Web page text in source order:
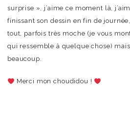
surprise », j’aime ce moment là,
finissant son dessin en fin de
tout, parfois très moche (je vous
qui ressemble à quelque chose)
beaucoup.
Merci mon choudidou !